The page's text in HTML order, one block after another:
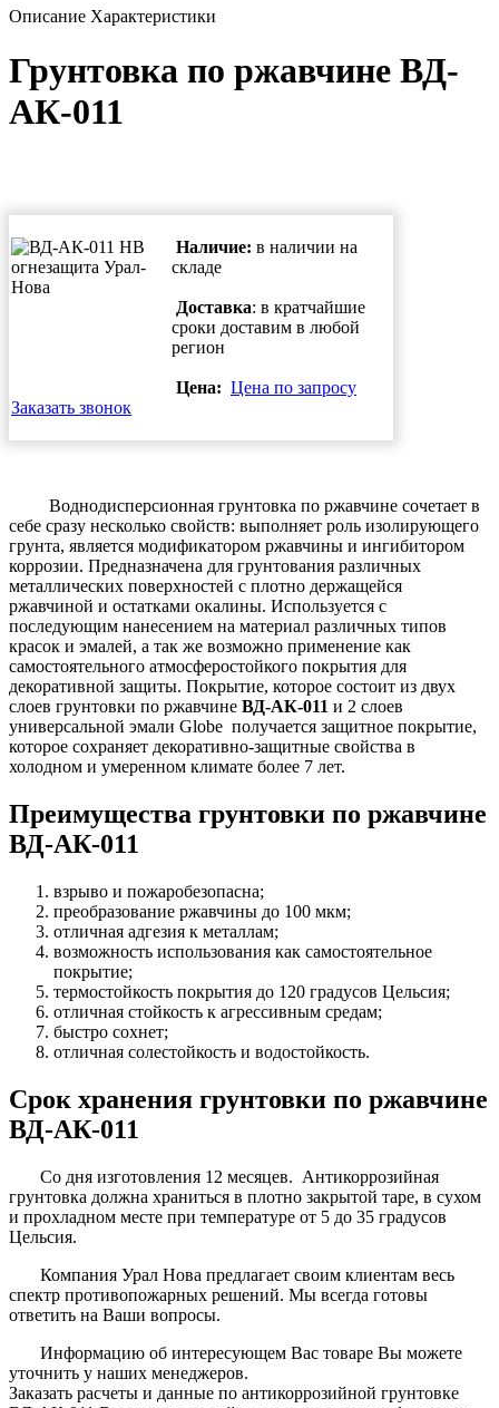
Описание Характеристики
Грунтовка по ржавчине ВД-
АК-011
Наличие: в наличии на
складе
Доставка: в кратчайшие
сроки доставим в любой
регион
Цена: Цена по запросу
Заказать звонок
Воднодисперсионная грунтовка по ржавчине сочетает в
себе сразу несколько свойств: выполняет роль изолирующего
грунта, является модификатором ржавчины и ингибитором
коррозии. Предназначена для грунтования различных
металлических поверхностей с плотно держащейся
ржавчиной и остатками окалины. Используется с
последующим нанесением на материал различных типов
красок и эмалей, а так же возможно применение как
самостоятельного атмосферостойкого покрытия для
декоративной защиты. Покрытие, которое состоит из двух
слоев грунтовки по ржавчине ВД-АК-011 и 2 слоев
универсальной эмали Globe получается защитное покрытие,
которое сохраняет декоративно-защитные свойства в
холодном и умеренном климате более 7 лет.
Преимущества грунтовки по ржавчине
ВД-АК-011
взрыво и пожаробезопасна;
преобразование ржавчины до 100 мкм;
отличная адгезия к металлам;
возможность использования как самостоятельное
покрытие;
термостойкость покрытия до 120 градусов Цельсия;
отличная стойкость к агрессивным средам;
быстро сохнет;
отличная солестойкость и водостойкость.
Срок хранения грунтовки по ржавчине
ВД-АК-011
Со дня изготовления 12 месяцев. Антикоррозийная
грунтовка должна храниться в плотно закрытой таре, в сухом
и прохладном месте при температуре от 5 до 35 градусов
Цельсия.
Компания Урал Нова предлагает своим клиентам весь
спектр противопожарных решений. Мы всегда готовы
ответить на Ваши вопросы.
Информацию об интересующем Вас товаре Вы можете
уточнить у наших менеджеров.
Заказать расчеты и данные по антикоррозийной грунтовке